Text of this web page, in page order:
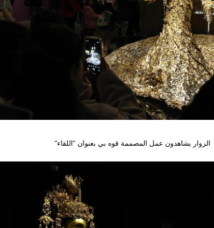
الزوار يشاهدون عمل المصممة قوه بي بعنوان "اللقاء"